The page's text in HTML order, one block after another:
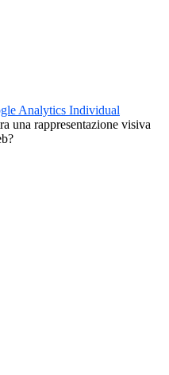
Analytics Individual
una rappresentazione visiva